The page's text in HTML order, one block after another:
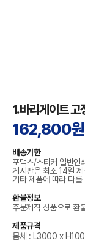
1.바리게이트 고
162,800원
배송기한
포맥스/스티커 일반인
게시판은 최소 14일
기타 제품에 따라 다를
환불정보
주문제작 상품으로 환
제품규격
몸체 : L3000 x